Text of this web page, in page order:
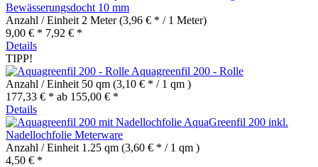
Bewässerungsdocht 10 mm
Anzahl / Einheit 2 Meter(3,96 € * / 1 Meter)
9,00 € * 7,92 € *
Details
TIPP!
Aquagreenfil 200 - Rolle
Anzahl / Einheit 50 qm (3,10 € * / 1 qm )
177,33 € * ab 155,00 € *
Details
AquaGreenfil 200 inkl.
Nadellochfolie Meterware
Anzahl / Einheit 1.25 qm (3,60 € * / 1 qm )
4,50 € *